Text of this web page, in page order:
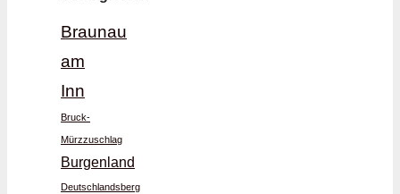
Braunau
am
Inn
Bruck-
Mürzzuschlag
Burgenland
Deutschlandsberg